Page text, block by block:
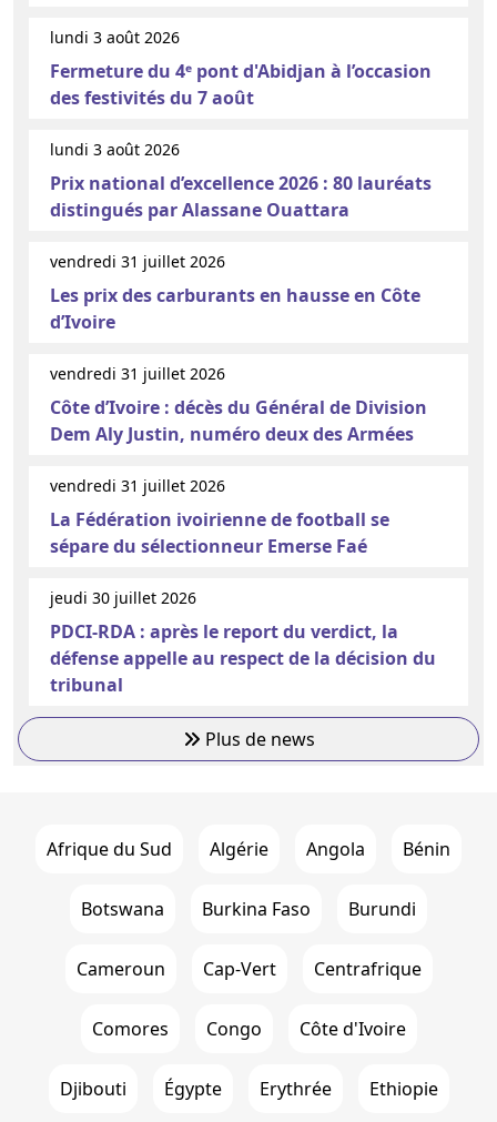
lundi 3 août 2026
Fermeture du 4ᵉ pont d'Abidjan à l’occasion
des festivités du 7 août
lundi 3 août 2026
Prix national d’excellence 2026 : 80 lauréats
distingués par Alassane Ouattara
vendredi 31 juillet 2026
Les prix des carburants en hausse en Côte
d’Ivoire
vendredi 31 juillet 2026
Côte d’Ivoire : décès du Général de Division
Dem Aly Justin, numéro deux des Armées
vendredi 31 juillet 2026
La Fédération ivoirienne de football se
sépare du sélectionneur Emerse Faé
jeudi 30 juillet 2026
PDCI-RDA : après le report du verdict, la
défense appelle au respect de la décision du
tribunal
Plus de news
Afrique du Sud Algérie Angola Bénin
Botswana Burkina Faso Burundi
Cameroun Cap-Vert Centrafrique
Comores Congo Côte d'Ivoire
Djibouti Égypte Erythrée Ethiopie